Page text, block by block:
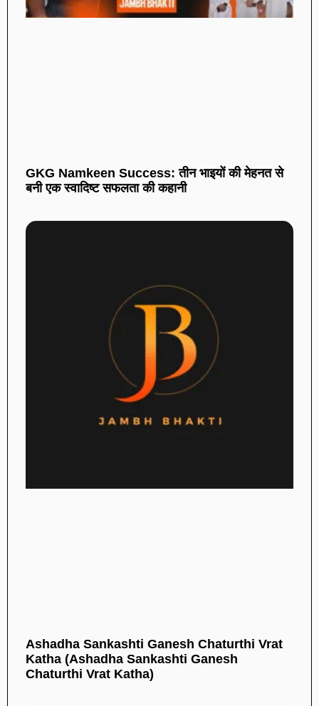
GKG Namkeen Success: तीन भाइयों की मेहनत से
बनी एक स्वादिष्ट सफलता की कहानी
Ashadha Sankashti Ganesh Chaturthi Vrat
Katha (Ashadha Sankashti Ganesh
Chaturthi Vrat Katha)